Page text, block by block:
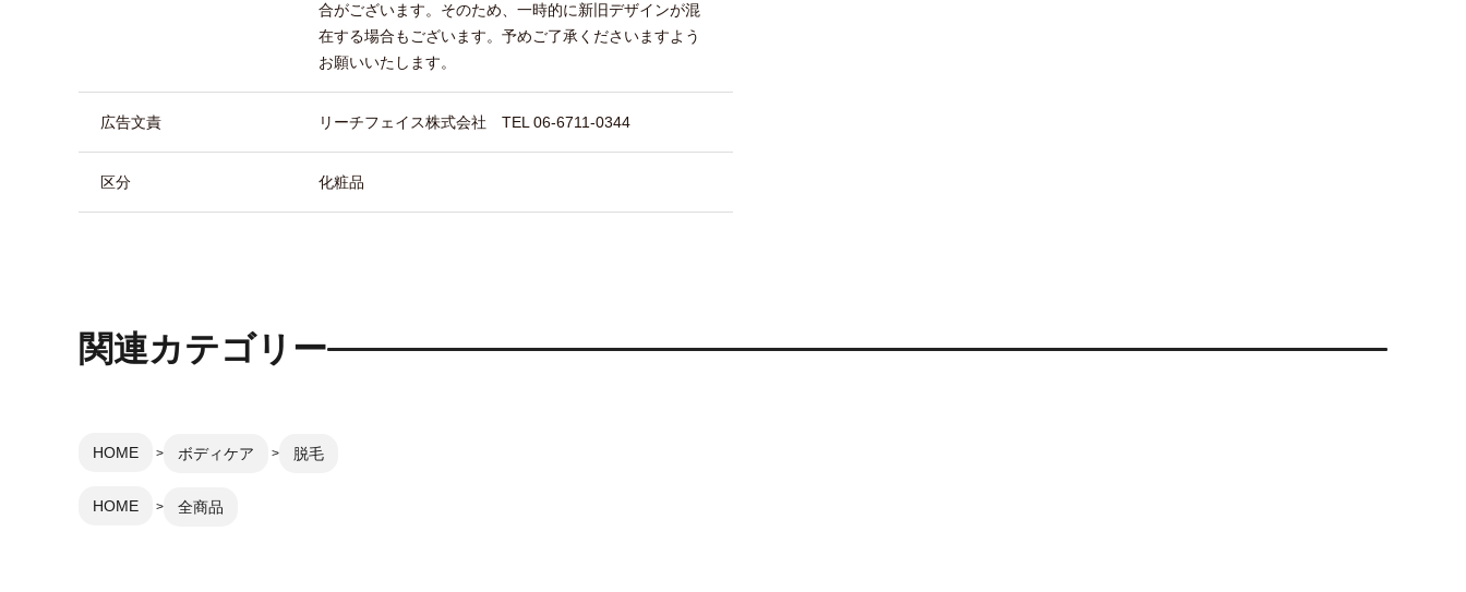
合がございます。そのため、一時的に新旧デザインが混
在する場合もございます。予めご了承くださいますよう
お願いいたします。
広告文責 リーチフェイス株式会社 TEL 06-6711-0344
区分 化粧品
関連カテゴリー
HOME ボディケア 脱毛
HOME 全商品